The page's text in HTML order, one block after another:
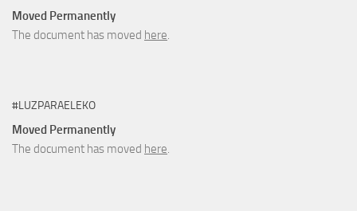
Moved Permanently
The document has moved here.
#LUZPARAELEKO
Moved Permanently
The document has moved here.